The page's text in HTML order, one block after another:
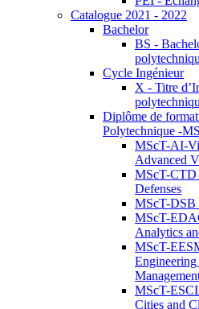
Catalogue 2021 - 2022
Bachelor
BS -
Cycle Ingénieur
X - Titre
Diplôme de
Polytechnique -
MScT-AI-
Advanced
MScT-CTD
Defenses
MScT-DSB
MScT-
Analytics
MScT-
MScT-
Cities and